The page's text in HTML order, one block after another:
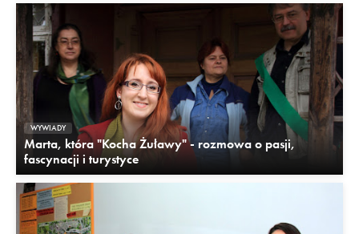
WYWIADY
Marta, która "Kocha Żuławy" - rozmowa o pasji,
fascynacji i turystyce